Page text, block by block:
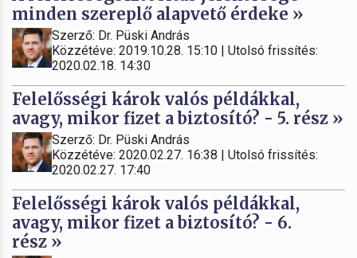
minden szereplő alapvető érdeke »
Szerző: Dr. Püski András
Közzétéve: 2019.10.28. 15:10 | Utolsó frissítés:
2020.02.18. 14:30
Felelősségi károk valós példákkal,
avagy, mikor fizet a biztosító? - 5. rész »
Szerző: Dr. Püski András
Közzétéve: 2020.02.27. 16:38 | Utolsó frissítés:
2020.02.27. 17:40
Felelősségi károk valós példákkal,
avagy, mikor fizet a biztosító? - 6.
rész »